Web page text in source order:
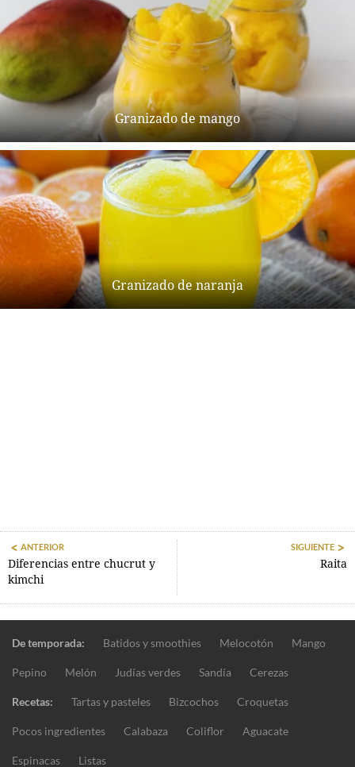
Granizado de mango
Granizado de naranja
ANTERIOR
Diferencias entre chucrut y
kimchi
SIGUIENTE
Raita
De temporada: Batidos y smoothies Melocotón Mango
Pepino Melón Judías verdes Sandía Cerezas
Recetas: Tartas y pasteles Bizcochos Croquetas
Pocos ingredientes Calabaza Coliflor Aguacate
Espinacas Listas